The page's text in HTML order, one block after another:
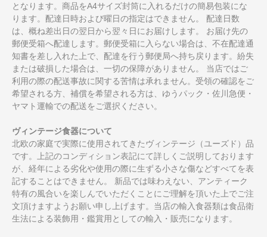
となります。商品をA4サイズ封筒に入れるだけの簡易包装にな
ります。配達日時および曜日の指定はできません。 配達日数
は、概ね差出日の翌日から翌々日にお届けします。 お届け先の
郵便受箱へ配達します。郵便受箱に入らない場合は、不在配達通
知書を差し入れた上で、配達を行う郵便局へ持ち戻ります。紛失
または破損した場合は、一切の保障がありません。 当店ではご
利用の際の配送事故に関する苦情は承れません。受領の確認をご
希望される方、補償を希望される方は、ゆうパック・佐川急便・
ヤマト運輸での配送をご選択ください。
ヴィンテージ食器について
北欧の家庭で実際に使用されてきたヴィンテージ（ユーズド）品
です。上記のコンディション表記にて詳しくご説明しております
が、経年による劣化や使用の際に生ずる小さな傷などすべてを表
記することはできません。 新品では味わえない、アンティーク
特有の風合いを楽しんでいただくことにご理解を頂いた上でご注
文頂けますようお願い申し上げます。当店の輸入食器類は食品衛
生法による装飾用・鑑賞用としての輸入・販売になります。